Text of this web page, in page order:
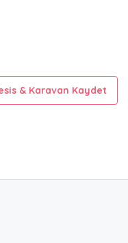
& Karavan Kaydet